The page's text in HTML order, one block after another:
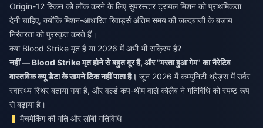
Origin-12 स्किन को लॉक करने के लिए सुपरस्टार ट्रायल मिशन को प्राथमिकता
देनी चाहिए, क्योंकि मिशन-आधारित रिवार्ड्स अंतिम समय की जल्दबाजी के बजाय
निरंतरता को पुरस्कृत करते हैं।
क्या Blood Strike मृत है या 2026 में अभी भी सक्रिय है?
नहीं — Blood Strike मृत होने से बहुत दूर है, और "मरता हुआ गेम" का नैरेटिव
वास्तविक क्यू डेटा के सामने टिक नहीं पाता है। जून 2026 में कम्युनिटी थ्रेड्स में सर्वर
स्वास्थ्य स्थिर बताया गया है, और वर्ल्ड कप-थीम वाले कोलैब ने गतिविधि को स्पष्ट रूप
से बढ़ाया है।
मैचमेकिंग की गति और लॉबी गतिविधि